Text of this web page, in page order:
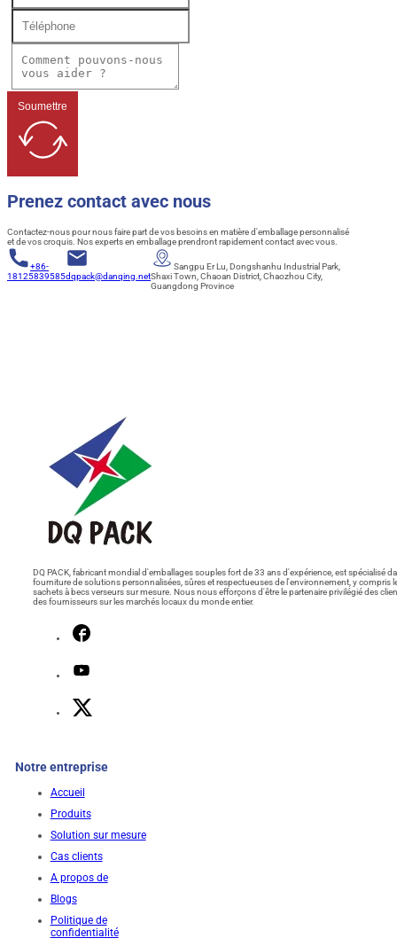
Soumettre
Prenez contact avec nous
Contactez-nous pour nous faire part de vos besoins en matière d'emballage personnalisé
et de vos croquis. Nos experts en emballage prendront rapidement contact avec vous.
+86-
18125839585dqpack@danqing.net
Sangpu Er Lu, Dongshanhu Industrial Park,
Shaxi Town, Chaoan District, Chaozhou City,
Guangdong Province
DQ PACK, fabricant mondial d'emballages souples fort de 33 ans d'expérience, est spécialisé
fourniture de solutions personnalisées, sûres et respectueuses de l'environnement, y compris
sachets à becs verseurs sur mesure. Nous nous efforçons d'être le partenaire privilégié des
des fournisseurs sur les marchés locaux du monde entier.
Notre entreprise
Accueil
Produits
Solution sur mesure
Cas clients
A propos de
Blogs
Politique de
confidentialité